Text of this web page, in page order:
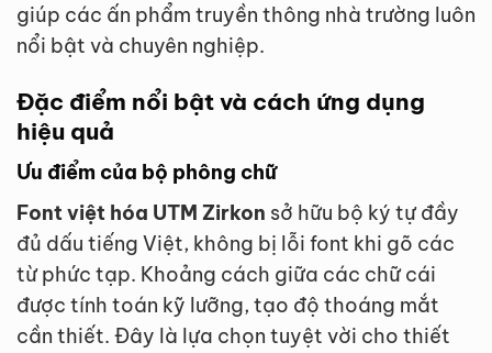
giúp các ấn phẩm truyền thông nhà trường luôn
nổi bật và chuyên nghiệp.
Đặc điểm nổi bật và cách ứng dụng
hiệu quả
Ưu điểm của bộ phông chữ
Font việt hóa UTM Zirkon sở hữu bộ ký tự đầy
đủ dấu tiếng Việt, không bị lỗi font khi gõ các
từ phức tạp. Khoảng cách giữa các chữ cái
được tính toán kỹ lưỡng, tạo độ thoáng mắt
cần thiết. Đây là lựa chọn tuyệt vời cho thiết